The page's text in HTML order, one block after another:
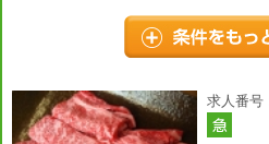
求人番号